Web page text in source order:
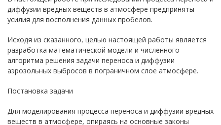
диффузии вредных веществ в атмосфере предприняты
усилия для восполнения данных пробелов.
Исходя из сказанного, целью настоящей работы является
разработка математической модели и численного
алгоритма решения задачи переноса и диффузии
аэрозольных выбросов в пограничном слое атмосфере.
Постановка задачи
Для моделирования процесса переноса и диффузии вредных
веществ в атмосфере, опираясь на основные законы